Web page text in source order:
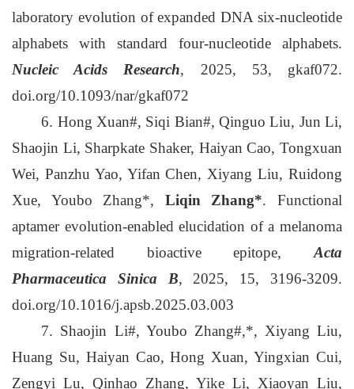
laboratory evolution of expanded DNA six-nucleotide
alphabets with standard four-nucleotide alphabets.
Nucleic Acids Research, 2025, 53, gkaf072.
doi.org/10.1093/nar/gkaf072
6. Hong Xuan#, Siqi Bian#, Qinguo Liu, Jun Li,
Shaojin Li, Sharpkate Shaker, Haiyan Cao, Tongxuan
Wei, Panzhu Yao, Yifan Chen, Xiyang Liu, Ruidong
Xue, Youbo Zhang*, Liqin Zhang*. Functional
aptamer evolution-enabled elucidation of a melanoma
migration-related bioactive epitope, Acta
Pharmaceutica Sinica B, 2025, 15, 3196-3209.
doi.org/10.1016/j.apsb.2025.03.003
7. Shaojin Li#, Youbo Zhang#,*, Xiyang Liu,
Huang Su, Haiyan Cao, Hong Xuan, Yingxian Cui,
Zengyi Lu, Qinhao Zhang, Yike Li, Xiaoyan Liu,